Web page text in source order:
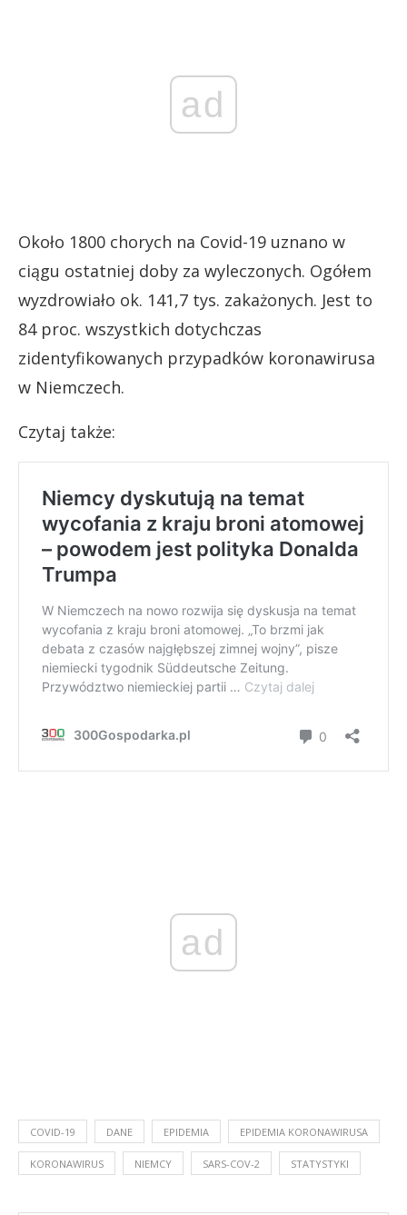
ad
Około 1800 chorych na Covid-19 uznano w
ciągu ostatniej doby za wyleczonych. Ogółem
wyzdrowiało ok. 141,7 tys. zakażonych. Jest to
84 proc. wszystkich dotychczas
zidentyfikowanych przypadków koronawirusa
w Niemczech.
Czytaj także:
ad
COVID-19 DANE EPIDEMIA EPIDEMIA KORONAWIRUSA
KORONAWIRUS NIEMCY SARS-COV-2 STATYSTYKI